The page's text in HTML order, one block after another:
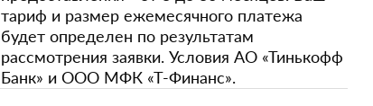
тариф и размер ежемесячного платежа
будет определен по результатам
рассмотрения заявки. Условия АО «Тинькофф
Банк» и ООО МФК «Т-Финанс».